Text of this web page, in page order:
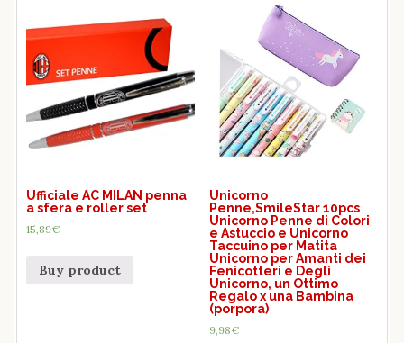
Ufficiale AC MILAN penna
a sfera e roller set
15,89€
Buy product
Unicorno
Penne,SmileStar 10pcs
Unicorno Penne di Colori
e Astuccio e Unicorno
Taccuino per Matita
Unicorno per Amanti dei
Fenicotteri e Degli
Unicorno, un Ottimo
Regalo x una Bambina
(porpora)
9,98€